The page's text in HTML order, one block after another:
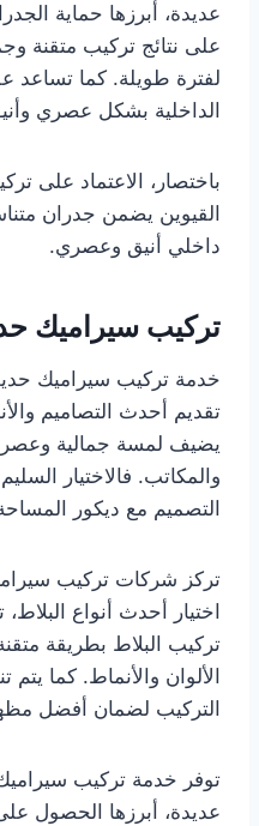
عديدة، أبرزها حماية
على نتائج تركيب متقنة
لفترة طويلة. كما تساعد
الداخلية بشكل عصري
باختصار، الاعتماد على
القيوين يضمن جدران
داخلي أنيق وعصري.
تركيب سيراميك
خدمة تركيب سيراميك
تقديم أحدث التصاميم
يضيف لمسة جمالية
والمكاتب. فالاختيار
التصميم مع ديكور
تركز شركات تركيب
اختيار أحدث أنواع
تركيب البلاط بطريقة
الألوان والأنماط. كما
التركيب لضمان أفضل
توفر خدمة تركيب
عديدة، أبرزها الحصول